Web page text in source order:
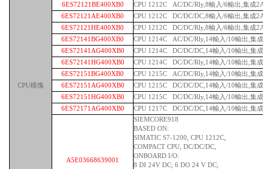
CPU模塊
6ES72121BE400XB0
CPU 1212C AC/DC/Rly,8輸入/6輸出,集成2AI
6ES72121AE400XB0
CPU 1212C DC/DC/DC,8輸入/6輸出,集成2AI
6ES72121HE400XB0
CPU 1212C DC/DC/Rly,8輸入/6輸出,集成2AI
6ES72141BG400XB0
CPU 1214C AC/DC/Rly,14輸入/10輸出,集成
6ES72141AG400XB0
CPU 1214C DC/DC/DC,14輸入/10輸出,集成
6ES72141HG400XB0
CPU 1214C DC/DC/Rly,14輸入/10輸出,集成
6ES72151BG400XB0
CPU 1215C AC/DC/Rly,14輸入/10輸出,集成
6ES72151AG400XB0
CPU 1215C DC/DC/DC,14輸入/10輸出,集成
6ES72151HG400XB0
CPU 1215C DC/DC/Rly,14輸入/10輸出,集成
6ES72171AG400XB0
CPU 1217C DC/DC/DC,14輸入/10輸出,集成
A5E03668639001
SIEMCORE918
BASED ON:
SIMATIC S7-1200, CPU 1212C,
COMPACT CPU, DC/DC/DC,
ONBOARD I/O:
8 DI 24V DC; 6 DO 24 V DC;